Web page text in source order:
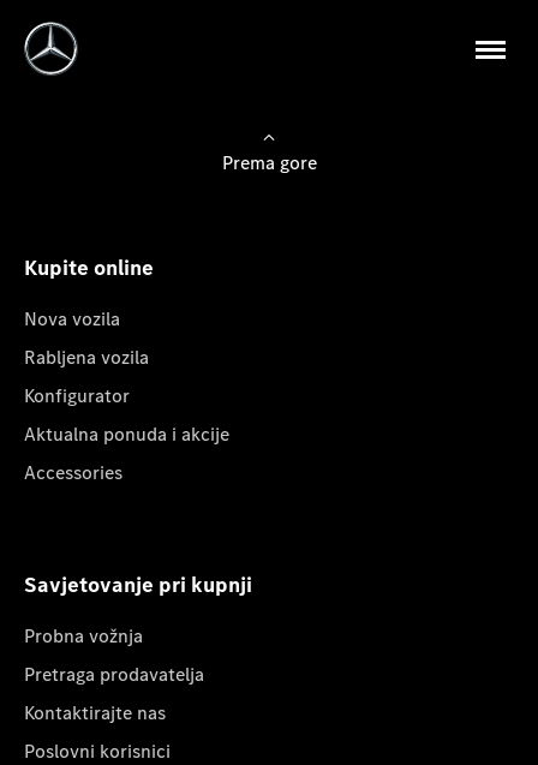
Prema gore
Kupite online
Nova vozila
Rabljena vozila
Konfigurator
Aktualna ponuda i akcije
Accessories
Savjetovanje pri kupnji
Probna vožnja
Pretraga prodavatelja
Kontaktirajte nas
Poslovni korisnici